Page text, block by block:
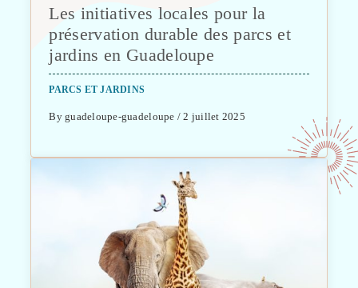
Les initiatives locales pour la
préservation durable des parcs et
jardins en Guadeloupe
PARCS ET JARDINS
By guadeloupe-guadeloupe / 2 juillet 2025